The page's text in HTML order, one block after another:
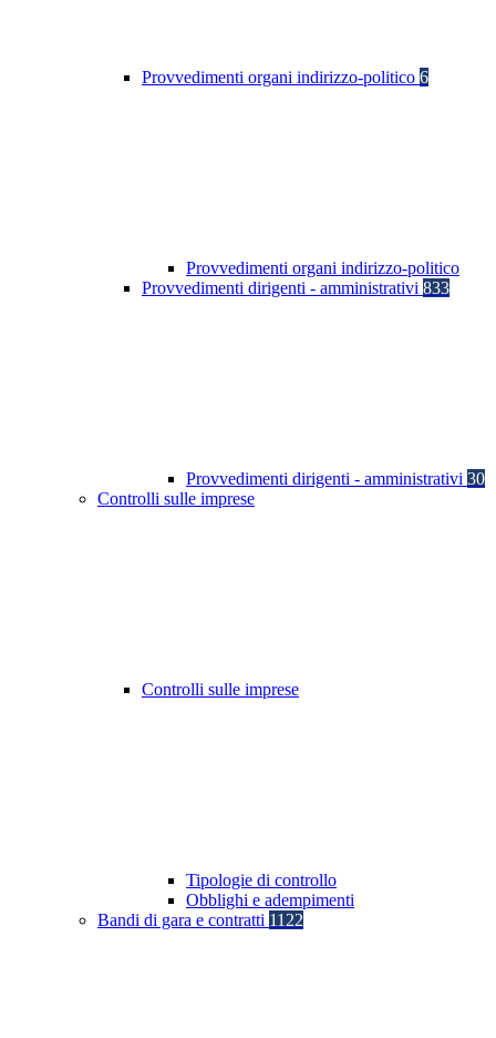
Provvedimenti organi indirizzo-politico 6
Provvedimenti organi indirizzo-politico
Provvedimenti dirigenti - amministrativi 833
Provvedimenti dirigenti - amministrativi 30
Controlli sulle imprese
Controlli sulle imprese
Tipologie di controllo
Obblighi e adempimenti
Bandi di gara e contratti 1122